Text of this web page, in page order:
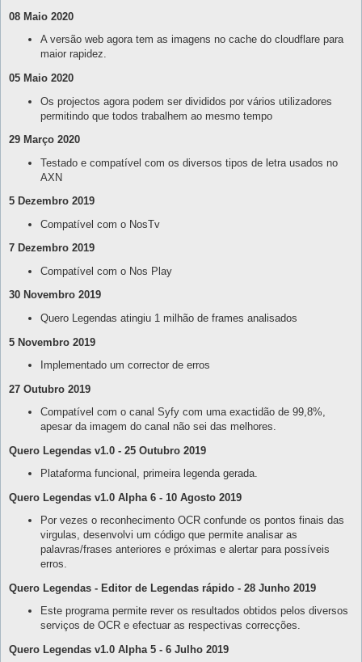
08 Maio 2020
A versão web agora tem as imagens no cache do cloudflare para
maior rapidez.
05 Maio 2020
Os projectos agora podem ser divididos por vários utilizadores
permitindo que todos trabalhem ao mesmo tempo
29 Março 2020
Testado e compatível com os diversos tipos de letra usados no
AXN
5 Dezembro 2019
Compatível com o NosTv
7 Dezembro 2019
Compatível com o Nos Play
30 Novembro 2019
Quero Legendas atingiu 1 milhão de frames analisados
5 Novembro 2019
Implementado um corrector de erros
27 Outubro 2019
Compatível com o canal Syfy com uma exactidão de 99,8%,
apesar da imagem do canal não sei das melhores.
Quero Legendas v1.0 - 25 Outubro 2019
Plataforma funcional, primeira legenda gerada.
Quero Legendas v1.0 Alpha 6 - 10 Agosto 2019
Por vezes o reconhecimento OCR confunde os pontos finais das
virgulas, desenvolvi um código que permite analisar as
palavras/frases anteriores e próximas e alertar para possíveis
erros.
Quero Legendas - Editor de Legendas rápido - 28 Junho 2019
Este programa permite rever os resultados obtidos pelos diversos
serviços de OCR e efectuar as respectivas correcções.
Quero Legendas v1.0 Alpha 5 - 6 Julho 2019